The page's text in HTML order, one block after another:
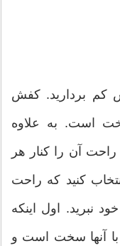
برداريد. كفش
است. به علاوه
آن را كنار هر
کنید که راحت
نبريد. اول اينكه
با آنها سخت است و